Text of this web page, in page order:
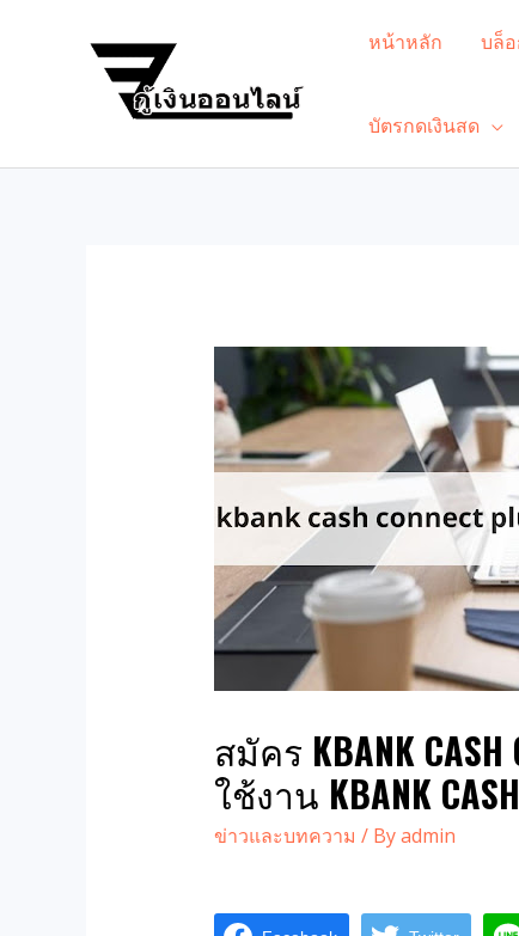
หน้าหลัก บล็
บัตรกดเงินสด
สมัคร KBANK
ใช้งาน KBANK CASH
ข่าวและบทความ / Byadmin